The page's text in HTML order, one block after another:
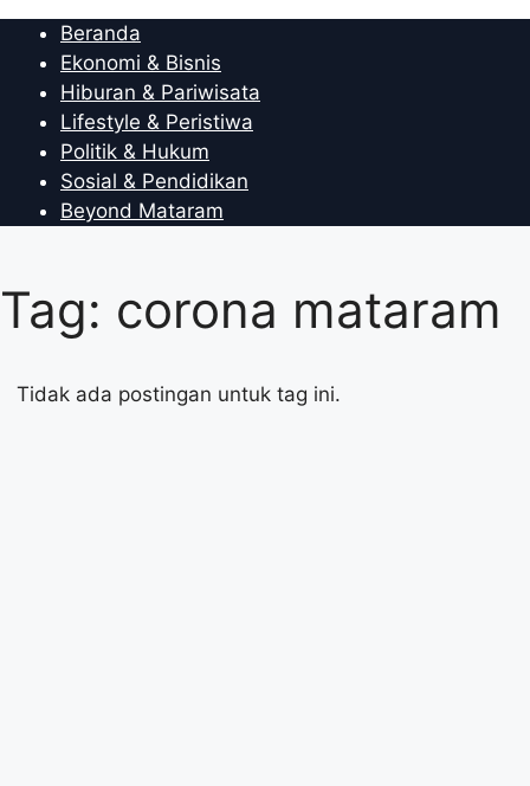
Beranda
Ekonomi & Bisnis
Hiburan & Pariwisata
Lifestyle & Peristiwa
Politik & Hukum
Sosial & Pendidikan
Beyond Mataram
Tag: corona mataram
Tidak ada postingan untuk tag ini.